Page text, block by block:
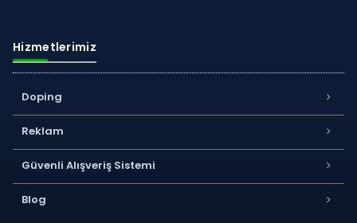
Hizmetlerimiz
Doping
Reklam
Güvenli Alışveriş Sistemi
Blog